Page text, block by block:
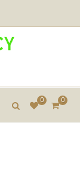
0
0